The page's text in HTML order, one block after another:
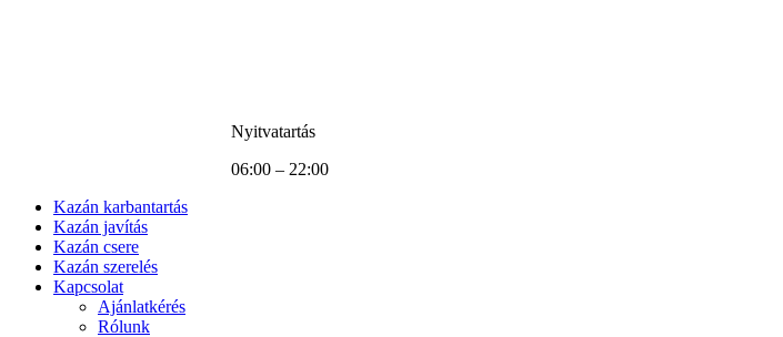
Nyitvatartás
06:00 – 22:00
Kazán karbantartás
Kazán javítás
Kazán csere
Kazán szerelés
Kapcsolat
Ajánlatkérés
Rólunk